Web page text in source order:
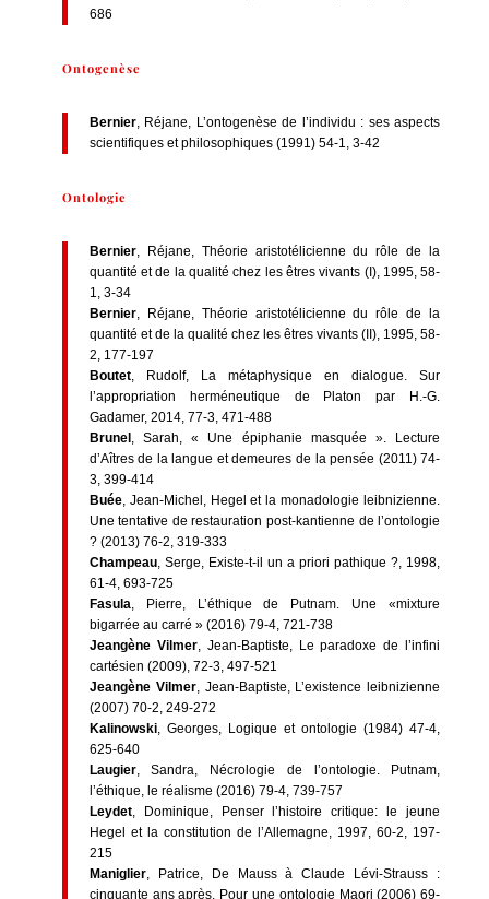
686
Ontogenèse
Bernier, Réjane, L’ontogenèse de l’individu : ses aspects
scientifiques et philosophiques (1991) 54-1, 3-42
Ontologie
Bernier, Réjane, Théorie aristotélicienne du rôle de la
quantité et de la qualité chez les êtres vivants (I), 1995, 58-
1, 3-34
Bernier, Réjane, Théorie aristotélicienne du rôle de la
quantité et de la qualité chez les êtres vivants (II), 1995, 58-
2, 177-197
Boutet, Rudolf, La métaphysique en dialogue. Sur
l’appropriation herméneutique de Platon par H.-G.
Gadamer, 2014, 77-3, 471-488
Brunel , Sarah, « Une épiphanie masquée ». Lecture
d’Aîtres de la langue et demeures de la pensée (2011) 74-
3, 399-414
Buée, Jean-Michel, Hegel et la monadologie leibnizienne.
Une tentative de restauration post-kantienne de l’ontologie
? (2013) 76-2, 319-333
Champeau, Serge, Existe-t-il un a priori pathique ?, 1998,
61-4, 693-725
Fasula, Pierre, L’éthique de Putnam. Une «mixture
bigarrée au carré » (2016) 79-4, 721-738
Jeangène Vilmer, Jean-Baptiste, Le paradoxe de l’infini
cartésien (2009), 72-3, 497-521
Jeangène Vilmer, Jean-Baptiste, L’existence leibnizienne
(2007) 70-2, 249-272
Kalinowski, Georges, Logique et ontologie (1984) 47-4,
625-640
Laugier, Sandra, Nécrologie de l’ontologie. Putnam,
l’éthique, le réalisme (2016) 79-4, 739-757
Leydet, Dominique, Penser l’histoire critique: le jeune
Hegel et la constitution de l’Allemagne, 1997, 60-2, 197-
215
Maniglier, Patrice, De Mauss à Claude Lévi-Strauss :
cinquante ans après. Pour une ontologie Maori (2006) 69-